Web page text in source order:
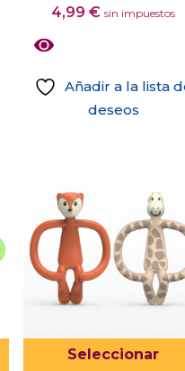
con
4,99€ sin impuestos
Añadir a la lista
deseos
múltiples
variantes.
Las
opciones
elegir
Seleccionar